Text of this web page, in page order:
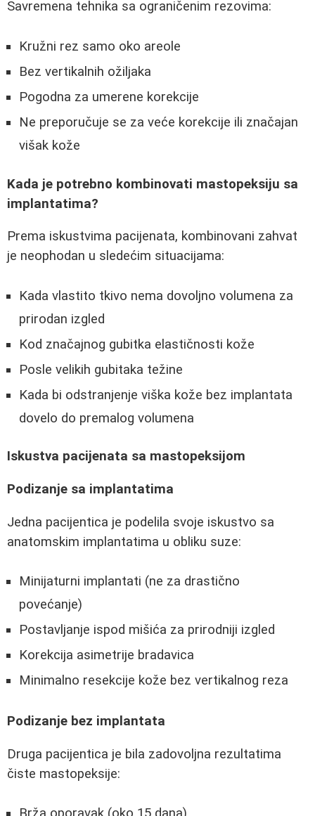
Savremena tehnika sa ograničenim rezovima:
Kružni rez samo oko areole
Bez vertikalnih ožiljaka
Pogodna za umerene korekcije
Ne preporučuje se za veće korekcije ili značajan
višak kože
Kada je potrebno kombinovati mastopeksiju sa
implantatima?
Prema iskustvima pacijenata, kombinovani zahvat
je neophodan u sledećim situacijama:
Kada vlastito tkivo nema dovoljno volumena za
prirodan izgled
Kod značajnog gubitka elastičnosti kože
Posle velikih gubitaka težine
Kada bi odstranjenje viška kože bez implantata
dovelo do premalog volumena
Iskustva pacijenata sa mastopeksijom
Podizanje sa implantatima
Jedna pacijentica je podelila svoje iskustvo sa
anatomskim implantatima u obliku suze:
Minijaturni implantati (ne za drastično
povećanje)
Postavljanje ispod mišića za prirodniji izgled
Korekcija asimetrije bradavica
Minimalno resekcije kože bez vertikalnog reza
Podizanje bez implantata
Druga pacijentica je bila zadovoljna rezultatima
čiste mastopeksije: